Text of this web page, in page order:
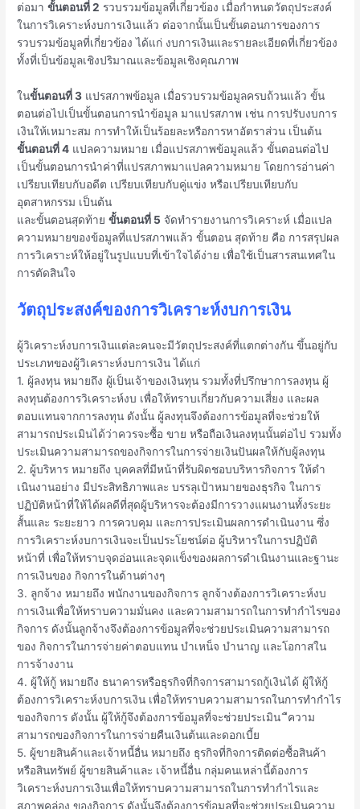
ต่อมาขั้นตอนที่ 2 รวบรวมข้อมูลที่เกี่ยวข้อง เมื่อกําหนดวัตถุประสงค์
ในการวิเคราะห์งบการเงินแล้ว ต่อจากนั้นเป็นขั้นตอนการของการ
รวบรวมข้อมูลที่เกี่ยวข้อง ได้แก่ งบการเงินและรายละเอียดที่เกี่ยวข้อง
ทั้งที่เป็นข้อมูลเชิงปริมาณและข้อมูลเชิงคุณภาพ
ในขั้นตอนที่ 3 แปรสภาพข้อมูล เมื่อรวบรวมข้อมูลครบถ้วนแล้ว ขั้น
ตอนต่อไปเป็นขั้นตอนการนําข้อมูล มาแปรสภาพ เช่น การปรับงบการ
เงินให้เหมาะสม การทําให้เป็นร้อยละหรือการหาอัตราส่วน เป็นต้น
ขั้นตอนที่ 4 แปลความหมาย เมื่อแปรสภาพข้อมูลแล้ว ขั้นตอนต่อไป
เป็นขั้นตอนการนําค่าที่แปรสภาพมาแปลความหมาย โดยการอ่านค่า
เปรียบเทียบกับอดีต เปรียบเทียบกับคู่แข่ง หรือเปรียบเทียบกับ
อุตสาหกรรม เป็นต้น
และขั้นตอนสุดท้ายขั้นตอนที่ 5 จัดทํารายงานการวิเคราะห์ เมื่อแปล
ความหมายของข้อมูลที่แปรสภาพแล้ว ขั้นตอน สุดท้าย คือ การสรุปผล
การวิเคราะห์ให้อยู่ในรูปแบบที่เข้าใจได้ง่าย เพื่อใช้เป็นสารสนเทศใน
การตัดสินใจ
วัตถุประสงค์ของการวิเคราะห์งบการเงิน
ผู้วิเคราะห์งบการเงินแต่ละคนจะมีวัตถุประสงค์ที่แตกต่างกัน ขึ้นอยู่กับ
ประเภทของผู้วิเคราะห์งบการเงิน ได้แก่
1. ผู้ลงทุน หมายถึง ผู้เป็นเจ้าของเงินทุน รวมทั้งที่ปรึกษาการลงทุน ผู้
ลงทุนต้องการวิเคราะห์งบ เพื่อให้ทราบเกี่ยวกับความเสี่ยง และผล
ตอบแทนจากการลงทุน ดังนั้น ผู้ลงทุนจึงต้องการข้อมูลที่จะช่วยให้
สามารถประเมินได้ว่าควรจะซื้อ ขาย หรือถือเงินลงทุนนั้นต่อไป รวมทั้ง
ประเมินความสามารถของกิจการในการจ่ายเงินปันผลให้กับผู้ลงทุน
2. ผู้บริหาร หมายถึง บุคคลที่มีหน้าที่รับผิดชอบบริหารกิจการ ให้ดํา
เนินงานอย่าง มีประสิทธิภาพและ บรรลุเป้าหมายของธุรกิจ ในการ
ปฏิบัติหน้าที่ให้ได้ผลดีที่สุดผู้บริหารจะต้องมีการวางแผนงานทั้งระยะ
สั้นและ ระยะยาว การควบคุม และการประเมินผลการดําเนินงาน ซึ่ง
การวิเคราะห์งบการเงินจะเป็นประโยชน์ต่อ ผู้บริหารในการปฏิบัติ
หน้าที่ เพื่อให้ทราบจุดอ่อนและจุดแข็งของผลการดําเนินงานและฐานะ
การเงินของ กิจการในด้านต่างๆ
3. ลูกจ้าง หมายถึง พนักงานของกิจการ ลูกจ้างต้องการวิเคราะห์งบ
การเงินเพื่อให้ทราบความมั่นคง และความสามารถในการทํากําไรของ
กิจการ ดังนั้นลูกจ้างจึงต้องการข้อมูลที่จะช่วยประเมินความสามารถ
ของ กิจการในการจ่ายค่าตอบแทน บําเหน็จ บํานาญ และโอกาสใน
การจ้างงาน
4. ผู้ให้กู้ หมายถึง ธนาคารหรือธุรกิจที่กิจการสามารถกู้เงินได้ ผู้ให้กู้
ต้องการวิเคราะห์งบการเงิน เพื่อให้ทราบความสามารถในการทํากําไร
ของกิจการ ดังนั้น ผู้ให้กู้จึงต้องการข้อมูลที่จะช่วยประเมิน ืความ
สามารถของกิจการในการจ่ายคืนเงินต้นและดอกเบี้ย
5. ผู้ขายสินค้าและเจ้าหนี้อื่น หมายถึง ธุรกิจที่กิจการติดต่อซื้อสินค้า
หรือสินทรัพย์ ผู้ขายสินค้าและ เจ้าหนี้อื่น กลุ่มคนเหล่านี้ต้องการ
วิเคราะห์งบการเงินเพื่อให้ทราบความสามารถในการทํากําไรและ
สภาพคล่อง ของกิจการ ดังนั้นจึงต้องการข้อมูลที่จะช่วยประเมินความ